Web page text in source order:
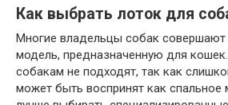
Как выбрать лоток для
Многие владельцы собак
модель, предназначенную для
собакам не подходят, так как
может быть воспринят как